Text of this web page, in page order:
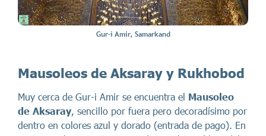
Gur-i Amir, Samarkand
Mausoleos de Aksaray y Rukhobod
Muy cerca de Gur-i Amir se encuentra el Mausoleo
de Aksaray, sencillo por fuera pero decoradísimo por
dentro en colores azul y dorado (entrada de pago). En